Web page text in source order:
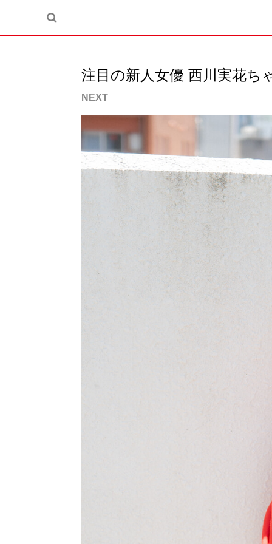
注目の新人女優 西川実花ち
NEXT